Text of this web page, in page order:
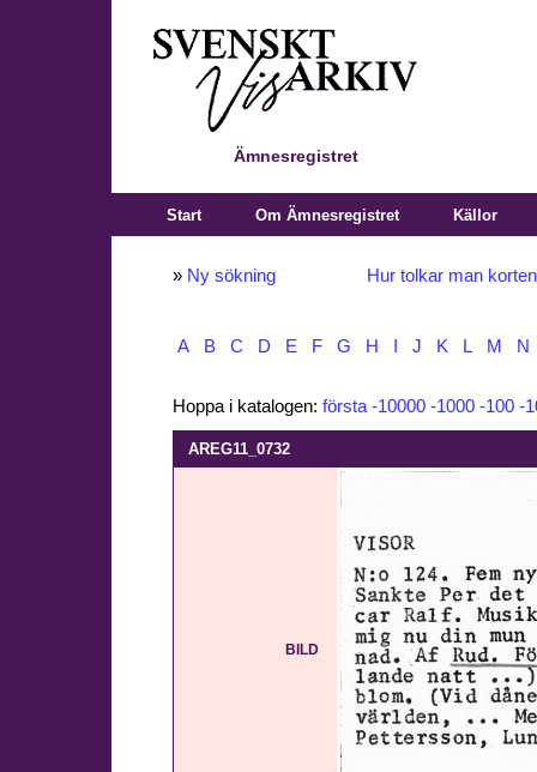
Ämnesregistret
Start Om Ämnesregistret Källor
» Ny sökning Hur tolkar man
A B C D E F G H J K L M N
Hoppa i katalogen: första -10000 -1000 -100 -
AREG11_0732
BILD